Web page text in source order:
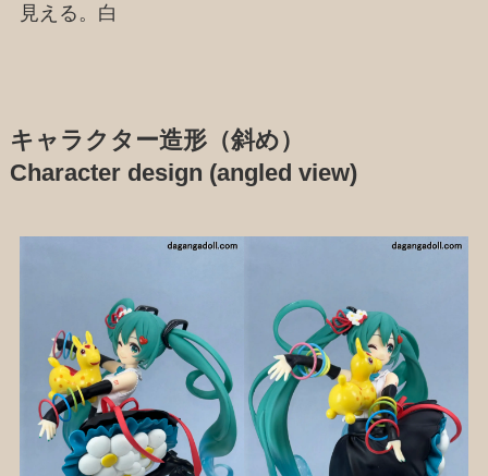
見える。白
キャラクター造形（斜め）
Character design (angled view)